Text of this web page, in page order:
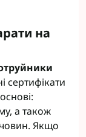
на
сертифікати
а також
Якщо